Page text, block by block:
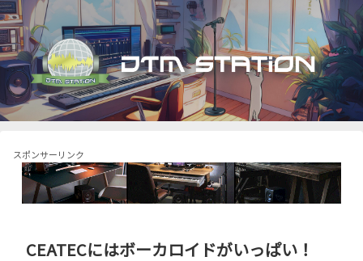
スポンサーリンク
CEATECにはボーカロイドがいっぱい！